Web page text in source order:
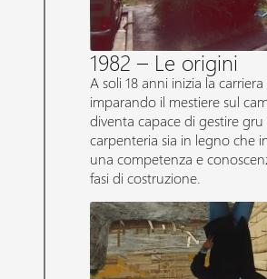
1982 – Le origini
A soli 18 anni inizia la
imparando il mestiere sul
diventa capace di gestire
carpenteria sia in legno che
una competenza e
fasi di costruzione.